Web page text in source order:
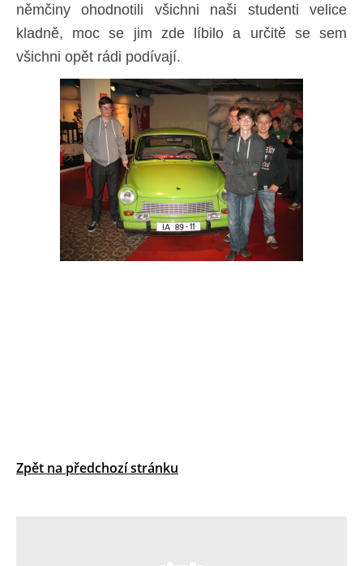
němčiny ohodnotili všichni naši studenti velice
kladně, moc se jim zde líbilo a určitě se sem
všichni opět rádi podívají.
Zpět na předchozí stránku